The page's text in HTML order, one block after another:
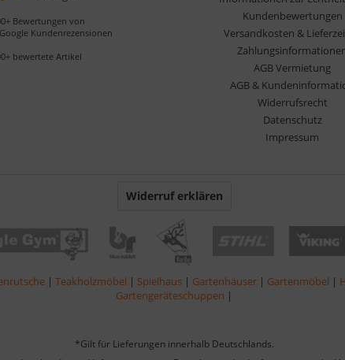
Bewertungen von
Kundenrezensionen
bewertete Artikel
Kundenbewertungen
Versandkosten &
AGB Vermietung
AGB &
Widerrufsrecht
Datenschutz
Impressum
Widerruf erklären
| Teakholzmöbel | Spielhaus | Gartenhäuser | Gartenmöbel |
Gartengeräteschuppen |
*Gilt für Lieferungen innerhalb Deutschlands.